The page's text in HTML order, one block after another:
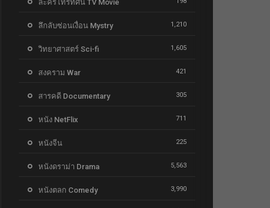
ละครโทรทัศน์ TV Movie
ลึกลับซ่อนเงื่อน Mystry 1,210
วิทยาศาสตร์ Sci-fi 1,605
สงคราม War 421
สารคดี Documentary 305
หนัง NetFlix 711
หนังจีน 225
หนังดราม่า Drama 5,563
หนังตลก Comedy 3,990